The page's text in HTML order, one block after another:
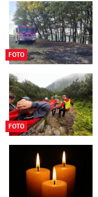
FOTO
FOTO